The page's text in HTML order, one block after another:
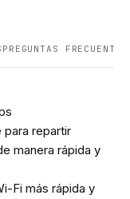
PREGUNTAS FRECUENTES
repartir
manera rápida y
Fi más rápida y